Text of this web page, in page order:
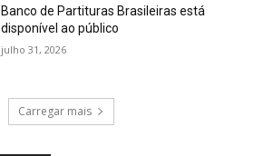
Banco de Partituras Brasileiras está
disponível ao público
julho 31, 2026
Carregar mais